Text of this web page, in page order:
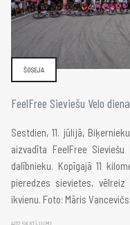
ŠOSEJA
FeelFree Sieviešu Velo
Sestdien, 11. jūlijā,
aizvadīta FeelFree
dalībnieku. Kopīgajā 11
pieredzes sievietes,
ikvienu. Foto: Māris Vancevičs.